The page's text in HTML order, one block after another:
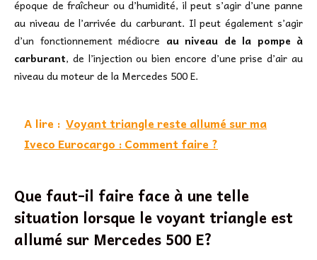
époque de fraîcheur ou d’humidité, il peut s’agir d’une panne
au niveau de l’arrivée du carburant. Il peut également s’agir
d’un fonctionnement médiocre au niveau de la pompe à
carburant, de l’injection ou bien encore d’une prise d’air au
niveau du moteur de la Mercedes 500 E.
A lire : Voyant triangle reste allumé sur ma
Iveco Eurocargo : Comment faire ?
Que faut-il faire face à une telle
situation lorsque le voyant triangle est
allumé sur Mercedes 500 E?